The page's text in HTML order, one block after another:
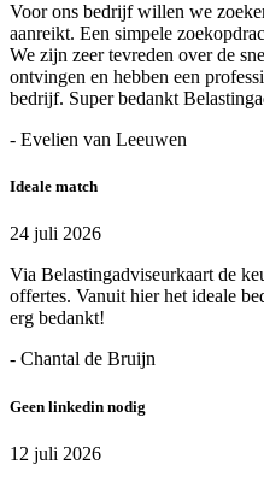
Voor ons bedrijf willen we
aanreikt. Een simpele
We zijn zeer tevreden over de
ontvingen en hebben een
bedrijf. Super bedankt
- Evelien van Leeuwen
Ideale match
24 juli 2026
Via Belastingadviseurkaart de
offertes. Vanuit hier het ideale
erg bedankt!
- Chantal de Bruijn
Geen linkedin nodig
12 juli 2026